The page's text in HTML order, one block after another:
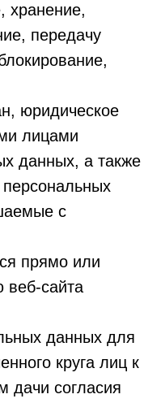
хранение,
передачу
юридическое
лицами
данных, а также
с
прямо или
веб-сайта
данных для
круга лиц к
дачи согласия